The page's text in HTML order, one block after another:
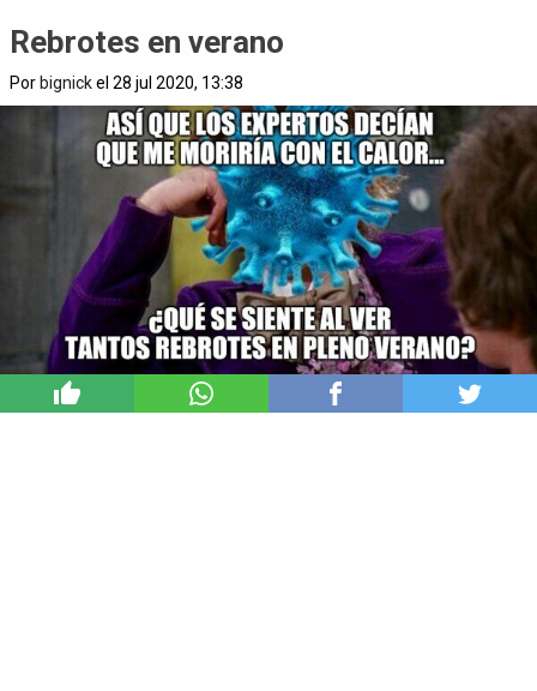
Rebrotes en verano
Por bignickel 28 jul 2020, 13:38